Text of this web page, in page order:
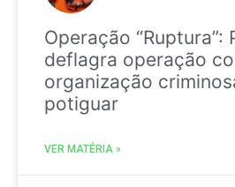
Operação “Ruptura”:
deflagra operação
organização
potiguar
VER MATÉRIA »